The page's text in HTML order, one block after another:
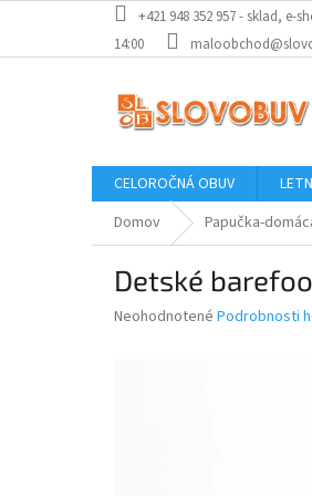
obsah
+421 948 352 957 - sklad, e-
14:00
CELOROČNÁ OBUV
Domov
Papučka-
Detské
Priemerné
Neohodnotené Podrobnosti